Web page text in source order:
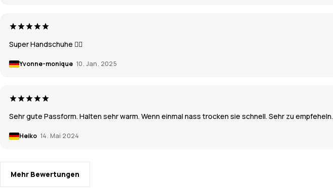
Super Handschuhe 👍🏼
Yvonne-monique 10. Jan. 2025
Sehr gute Passform. Halten sehr warm. Wenn einmal nass trocken sie schnell. Sehr zu empfeheln.
Heiko 14. Mai 2024
Mehr Bewertungen